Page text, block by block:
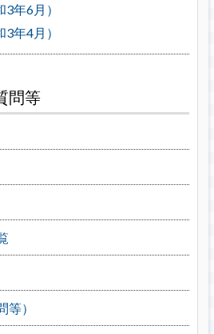
年6月）
年4月）
問等
）